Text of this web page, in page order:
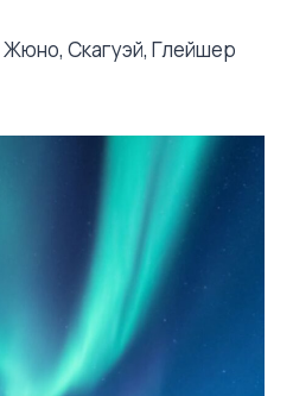
Жюно, Скагуэй, Глейшер